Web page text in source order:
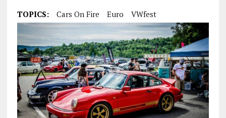
TOPICS: Cars On Fire Euro VWfest